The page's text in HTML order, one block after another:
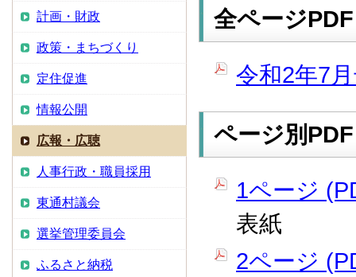
全ページPDF
令和2年7
ページ別PDF
1ページ
表紙
2ページ
計画・財政
政策・まちづくり
定住促進
情報公開
広報・広聴
人事行政・職員採用
東通村議会
選挙管理委員会
ふるさと納税